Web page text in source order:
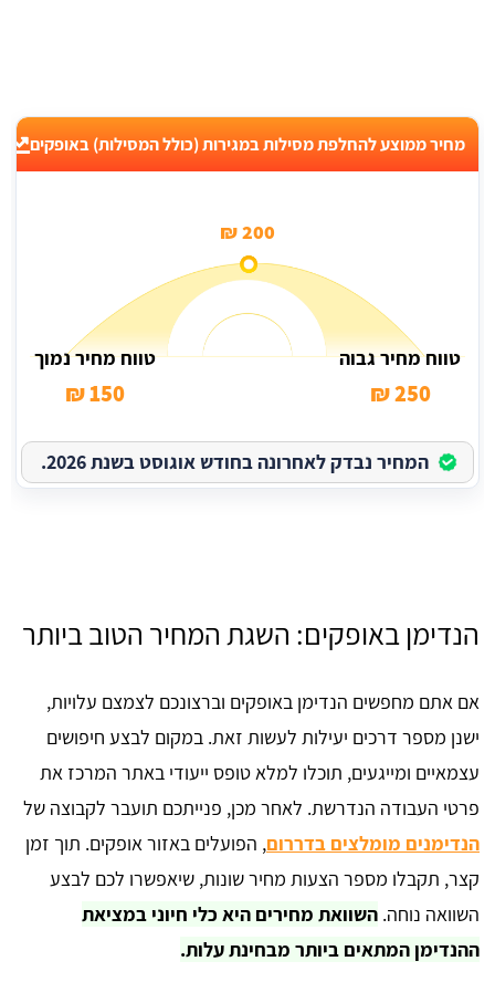
מחיר ממוצע להחלפת מסילות במגירות (כולל המסילות) באופקים
200 ₪
טווח מחיר גבוה
250 ₪
טווח מחיר נמוך
150 ₪
המחיר נבדק לאחרונה בחודש אוגוסט בשנת 2026.
הנדימן באופקים: השגת המחיר הטוב ביותר
אם אתם מחפשים הנדימן באופקים וברצונכם לצמצם עלויות,
ישנן מספר דרכים יעילות לעשות זאת. במקום לבצע חיפושים
עצמאיים ומייגעים, תוכלו למלא טופס ייעודי באתר המרכז את
פרטי העבודה הנדרשת. לאחר מכן, פנייתכם תועבר לקבוצה של
הנדימנים מומלצים בדררום, הפועלים באזור אופקים. תוך זמן
קצר, תקבלו מספר הצעות מחיר שונות, שיאפשרו לכם לבצע
השוואה נוחה. השוואת מחירים היא כלי חיוני במציאת
ההנדימן המתאים ביותר מבחינת עלות.